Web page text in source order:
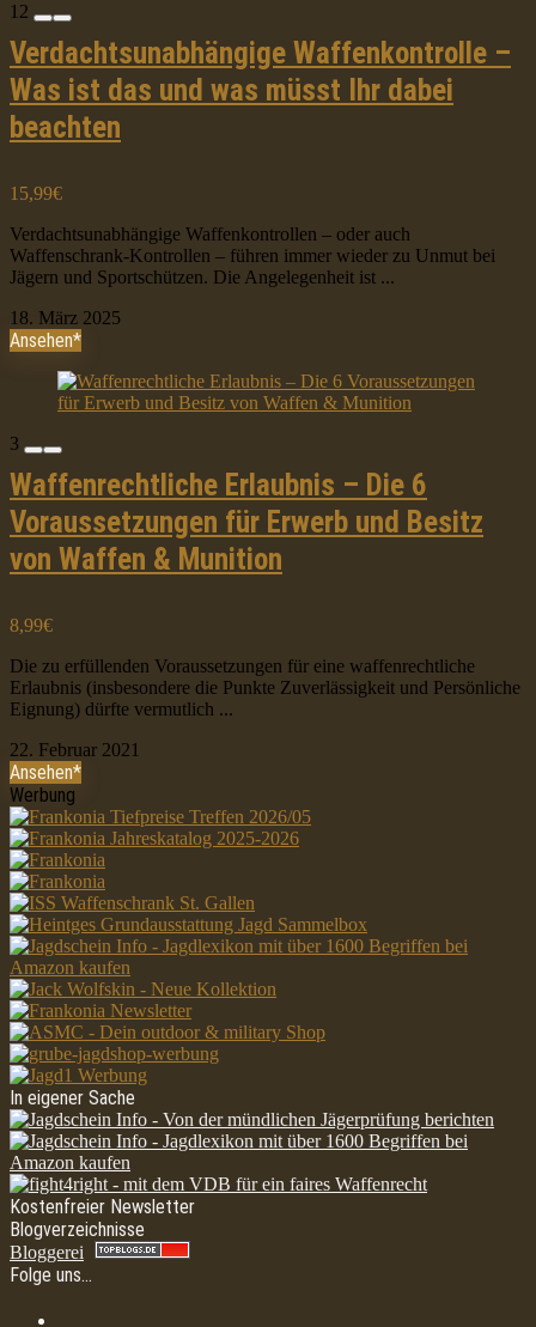
12
Verdachtsunabhängige Waffenkontrolle –
Was ist das und was müsst Ihr dabei
beachten
15,99€
Verdachtsunabhängige Waffenkontrollen – oder auch
Waffenschrank-Kontrollen – führen immer wieder zu Unmut bei
Jägern und Sportschützen. Die Angelegenheit ist ...
18. März 2025
Ansehen*
3
Waffenrechtliche Erlaubnis – Die 6
Voraussetzungen für Erwerb und Besitz
von Waffen & Munition
8,99€
Die zu erfüllenden Voraussetzungen für eine waffenrechtliche
Erlaubnis (insbesondere die Punkte Zuverlässigkeit und Persönliche
Eignung) dürfte vermutlich ...
22. Februar 2021
Ansehen*
Werbung
In eigener Sache
Kostenfreier Newsletter
Blogverzeichnisse
Bloggerei
Folge uns…